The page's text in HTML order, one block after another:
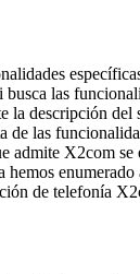
las
la descripción del
de las
admite X2com se
hemos
de telefonía